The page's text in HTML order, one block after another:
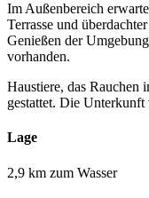
Im Außenbereich
Terrasse und
Genießen der
vorhanden.
Haustiere, das Rauchen
gestattet. Die
Lage
2,9 km zum Wasser